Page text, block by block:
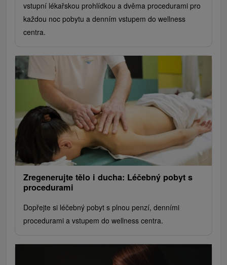
vstupní lékařskou prohlídkou a dvěma procedurami pro
každou noc pobytu a denním vstupem do wellness
centra.
Zregenerujte tělo i ducha: Léčebný pobyt s
procedurami
Dopřejte si léčebný pobyt s plnou penzí, denními
procedurami a vstupem do wellness centra.